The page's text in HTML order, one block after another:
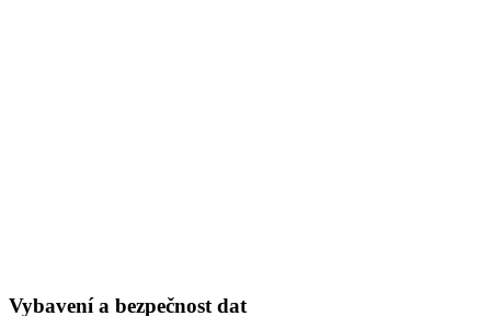
Vybavení a bezpečnost dat